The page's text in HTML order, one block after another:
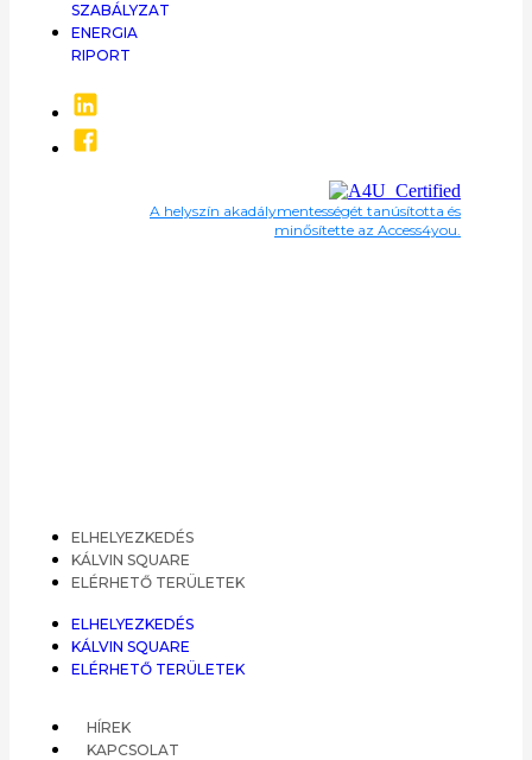
SZABÁLYZAT
ENERGIA
RIPORT
A helyszín akadálymentességét tanúsította és
minősítette az Access4you.
ELHELYEZKEDÉS
KÁLVIN SQUARE
ELÉRHETŐ TERÜLETEK
ELHELYEZKEDÉS
KÁLVIN SQUARE
ELÉRHETŐ TERÜLETEK
HÍREK
KAPCSOLAT